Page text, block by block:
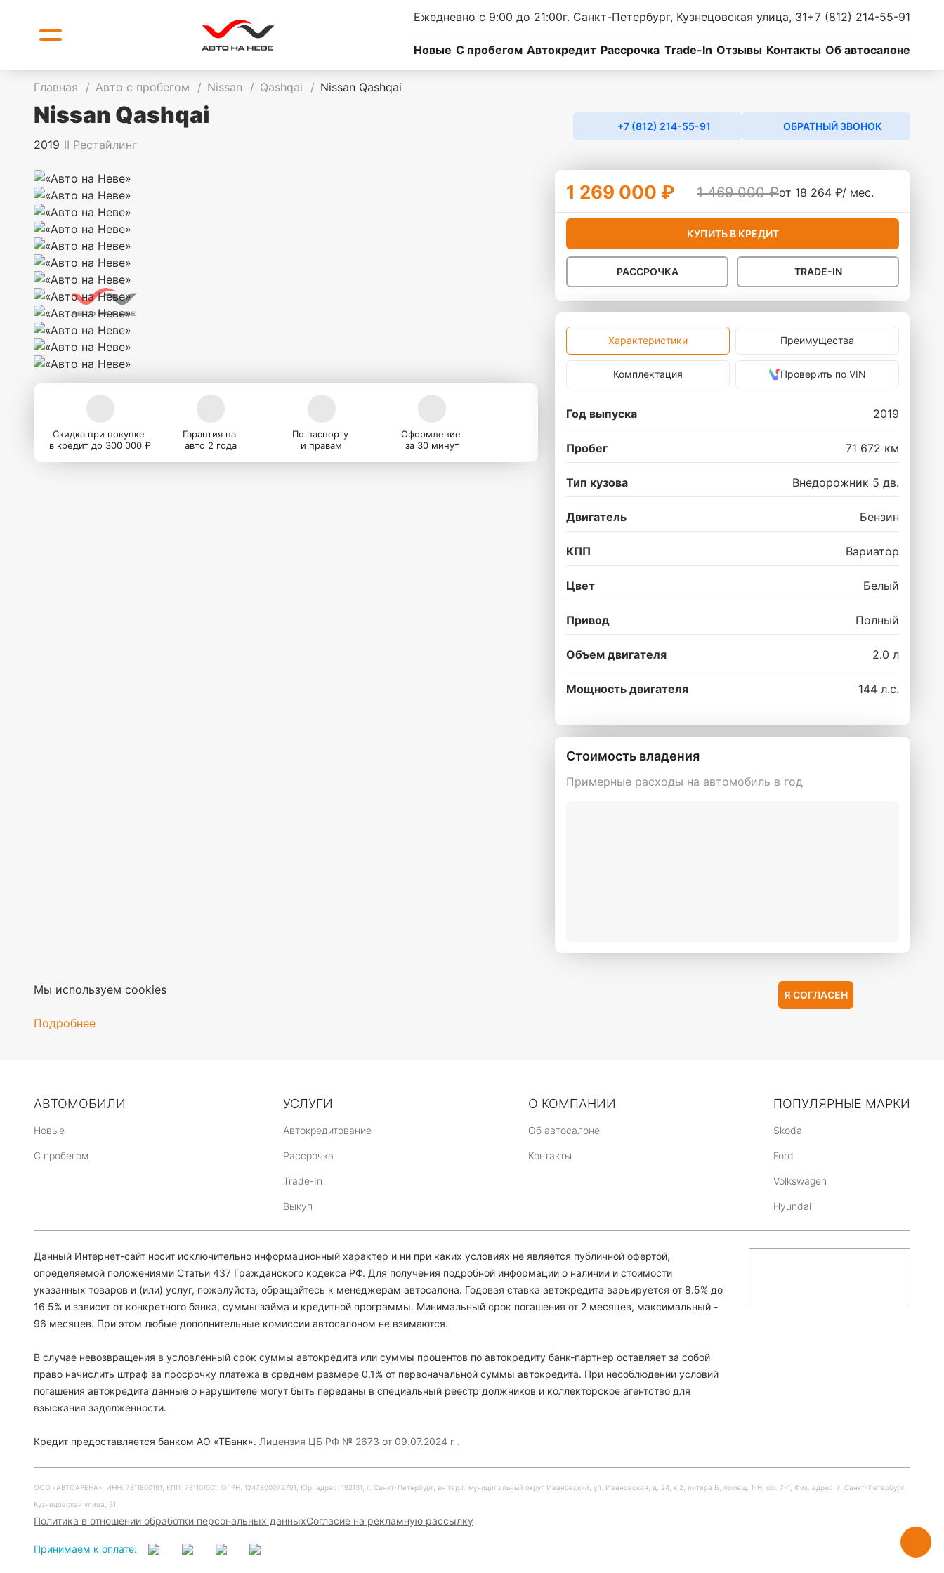
Ежедневно с 9:00 до 21:00г. Санкт-Петербург, Кузнецовская улица, 31+7 (812) 214-55-91
Новые C пробегом Автокредит Рассрочка Trade-In Отзывы Контакты Об автосалоне
Главная / Авто с пробегом / Nissan / Qashqai / Nissan Qashqai
Nissan Qashqai
2019 II Рестайлинг
+7 (812) 214-55-91 ОБРАТНЫЙ ЗВОНОК
Скидка при покупке
в кредит до 300 000 ₽
Гарантия на
авто 2 года
По паспорту
и правам
Оформление
за 30 минут
1 269 000 ₽ 1 469 000 ₽от 18 264 ₽/ мес.
КУПИТЬ В КРЕДИТ
РАССРОЧКА TRADE-IN
Характеристики Преимущества
Комплектация Проверить по VIN
Год выпуска 2019
Пробег 71 672 км
Тип кузова Внедорожник 5 дв.
Двигатель Бензин
КПП Вариатор
Цвет Белый
Привод Полный
Объем двигателя 2.0 л
Мощность двигателя 144 л.с.
Стоимость владения
Примерные расходы на автомобиль в год
Мы используем cookies
Подробнее
Я СОГЛАСЕН
АВТОМОБИЛИ
Новые
C пробегом
УСЛУГИ
Автокредитование
Рассрочка
Trade-In
Выкуп
О КОМПАНИИ
Об автосалоне
Контакты
ПОПУЛЯРНЫЕ МАРКИ
Skoda
Ford
Volkswagen
Hyundai
Данный Интернет-сайт носит исключительно информационный характер и ни при каких условиях не является публичной офертой,
определяемой положениями Статьи 437 Гражданского кодекса РФ. Для получения подробной информации о наличии и стоимости
указанных товаров и (или) услуг, пожалуйста, обращайтесь к менеджерам автосалона. Годовая ставка автокредита варьируется от 8.5% до
16.5% и зависит от конкретного банка, суммы займа и кредитной программы. Минимальный срок погашения от 2 месяцев, максимальный -
96 месяцев. При этом любые дополнительные комиссии автосалоном не взимаются.
В случае невозвращения в условленный срок суммы автокредита или суммы процентов по автокредиту банк-партнер оставляет за собой
право начислить штраф за просрочку платежа в среднем размере 0,1% от первоначальной суммы автокредита. При несоблюдении условий
погашения автокредита данные о нарушителе могут быть переданы в специальный реестр должников и коллекторское агентство для
взыскания задолженности.
Кредит предоставляется банком АО «ТБанк». Лицензия ЦБ РФ № 2673 от 09.07.2024 г .
ООО «АВТОАРЕНА», ИНН: 7811800191, КПП: 781101001, ОГРН: 1247800072761, Юр. адрес: 192131, г. Санкт-Петербург, вн.тер.г. муниципальный округ Ивановский, ул. Ивановская, д. 24, к.2, литера Б, помещ. 1-Н, оф. 7-1, Физ. адрес: г. Санкт-Петербург,
Кузнецовская улица, 31
Политика в отношении обработки персональных данныхСогласие на рекламную рассылку
Принимаем к оплате: